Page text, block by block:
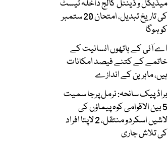
میڈیکل و ڈینٹل کالج داخلہ ٹیسٹ
کی تاریخ تبدیل، امتحان 20 ستمبر
کو ہوگا
اے آئی کے ہاتھوں انسانیت کے
خاتمے کے کتنے فیصد امکانات
ہیں، ماہرین کے اندازے
براڈ پیک سانحہ: نرمل پرجا سمیت
5 بین الاقوامی کوہ پیماؤں کی
لاشیں اسکردو منتقل، 2 لاپتا افراد
کی تلاش جاری